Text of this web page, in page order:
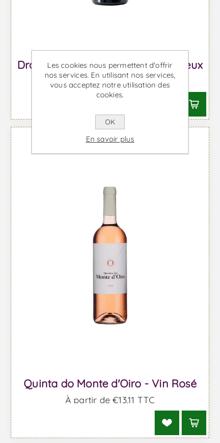
Drappier Brut Nature - Vin Mousseux
À partir de €50,23 TTC
Quinta do Monte d'Oiro - Vin Rosé
À partir de €13,11 TTC
Les cookies nous permettent d'offrir
nos services. En utilisant nos services,
vous acceptez notre utilisation des
cookies.
OK
En savoir plus